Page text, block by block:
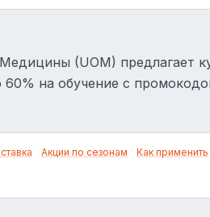
(UOM) предлагает
на обучение с
· Акции по сезонам · Как применить